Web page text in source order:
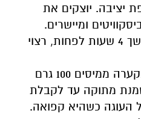
יציבה. יוצקים את
ומיישרים.
מכניסים למקפיא למשך 4 שעות לפחות, רצוי
מכינים את הציפוי: בקערה ממיסים 100 גרם
50 מ"ל שמנת מתוקה עד לקבלת
העוגה כשהיא קפואה.